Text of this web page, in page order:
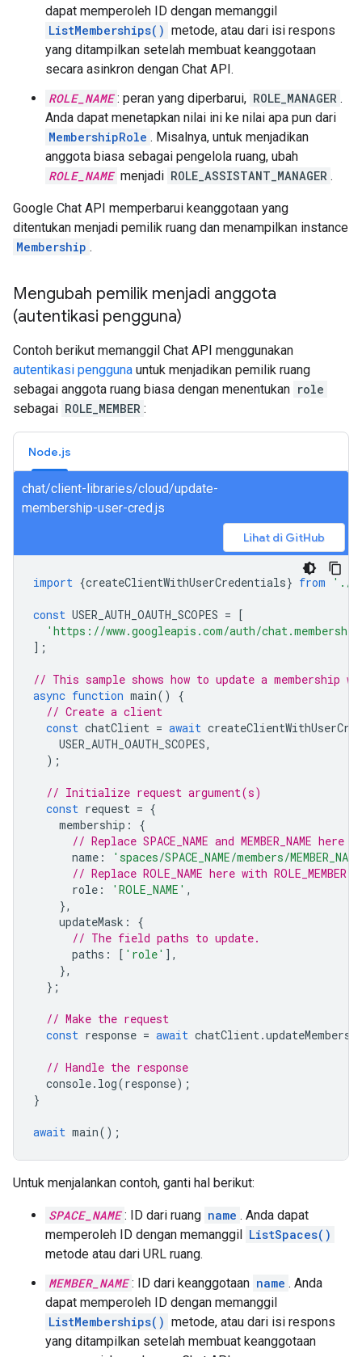
dapat memperoleh ID dengan memanggil
ListMemberships() metode, atau dari isi respons
yang ditampilkan setelah membuat keanggotaan
secara asinkron dengan Chat API.
ROLE_NAME : peran yang diperbarui, ROLE_MANAGER .
Anda dapat menetapkan nilai ini ke nilai apa pun dari
MembershipRole . Misalnya, untuk menjadikan
anggota biasa sebagai pengelola ruang, ubah
ROLE_NAME menjadi ROLE_ASSISTANT_MANAGER .
Google Chat API memperbarui keanggotaan yang
ditentukan menjadi pemilik ruang dan menampilkan instance
Membership .
Mengubah pemilik menjadi anggota
(autentikasi pengguna)
Contoh berikut memanggil Chat API menggunakan
autentikasi pengguna untuk menjadikan pemilik ruang
sebagai anggota ruang biasa dengan menentukan role
sebagai ROLE_MEMBER :
Node.js
chat/client-libraries/cloud/update-
membership-user-cred.js
Lihat di GitHub
import {createClientWithUserCredentials} from './
const USER_AUTH_OAUTH_SCOPES = [
'https://www.googleapis.com/auth/
];
// This sample shows how to update a membership
async function main()
{
// Create a client
const chatClient = await
USER_AUTH_OAUTH_SCOPES,
);
// Initialize request argument(s)
const request = {
membership :
{
// Replace SPACE_NAME and MEMBER_NAME here
name :
'spaces/SPACE_NAME/members/
// Replace ROLE_NAME here with ROLE_MEMBER or
role : 'ROLE_NAME' ,
},
updateMask :
{
// The field paths to update.
paths : [ 'role' ],
},
};
// Make the request
const response = await chatClient.
// Handle the response
console. log(response);
}
await main();
Untuk menjalankan contoh, ganti hal berikut:
SPACE_NAME : ID dari ruang name . Anda dapat
memperoleh ID dengan memanggil ListSpaces()
metode atau dari URL ruang.
MEMBER_NAME : ID dari keanggotaan name . Anda
dapat memperoleh ID dengan memanggil
ListMemberships() metode, atau dari isi respons
yang ditampilkan setelah membuat keanggotaan